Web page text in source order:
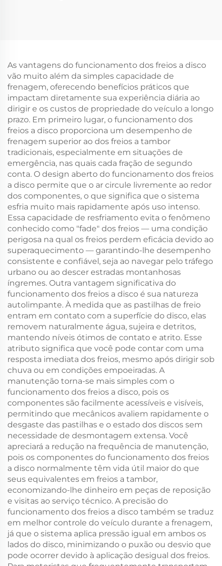
As vantagens do funcionamento dos freios a disco
vão muito além da simples capacidade de
frenagem, oferecendo benefícios práticos que
impactam diretamente sua experiência diária ao
dirigir e os custos de propriedade do veículo a longo
prazo. Em primeiro lugar, o funcionamento dos
freios a disco proporciona um desempenho de
frenagem superior ao dos freios a tambor
tradicionais, especialmente em situações de
emergência, nas quais cada fração de segundo
conta. O design aberto do funcionamento dos freios
a disco permite que o ar circule livremente ao redor
dos componentes, o que significa que o sistema
esfria muito mais rapidamente após uso intenso.
Essa capacidade de resfriamento evita o fenômeno
conhecido como "fade" dos freios — uma condição
perigosa na qual os freios perdem eficácia devido ao
superaquecimento — garantindo-lhe desempenho
consistente e confiável, seja ao navegar pelo tráfego
urbano ou ao descer estradas montanhosas
íngremes. Outra vantagem significativa do
funcionamento dos freios a disco é sua natureza
autolimpante. À medida que as pastilhas de freio
entram em contato com a superfície do disco, elas
removem naturalmente água, sujeira e detritos,
mantendo níveis ótimos de contato e atrito. Esse
atributo significa que você pode contar com uma
resposta imediata dos freios, mesmo após dirigir sob
chuva ou em condições empoeiradas. A
manutenção torna-se mais simples com o
funcionamento dos freios a disco, pois os
componentes são facilmente acessíveis e visíveis,
permitindo que mecânicos avaliem rapidamente o
desgaste das pastilhas e o estado dos discos sem
necessidade de desmontagem extensa. Você
apreciará a redução na frequência de manutenção,
pois os componentes do funcionamento dos freios
a disco normalmente têm vida útil maior do que
seus equivalentes em freios a tambor,
economizando-lhe dinheiro em peças de reposição
e visitas ao serviço técnico. A precisão do
funcionamento dos freios a disco também se traduz
em melhor controle do veículo durante a frenagem,
já que o sistema aplica pressão igual em ambos os
lados do disco, minimizando o puxão ou desvio que
pode ocorrer devido à aplicação desigual dos freios.